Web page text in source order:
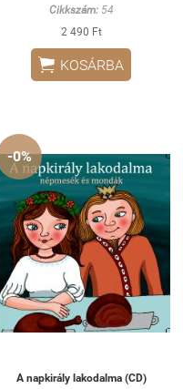
Cikkszám:54
2 490 Ft
 KOSÁRBA
-0%
A napkirály lakodalma (CD)